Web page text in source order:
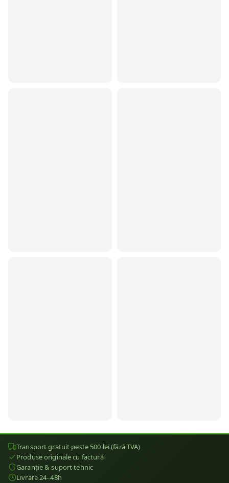
Transport gratuit peste 500 lei (fără TVA)
Produse originale cu factură
Garanție & suport tehnic
Livrare 24–48h